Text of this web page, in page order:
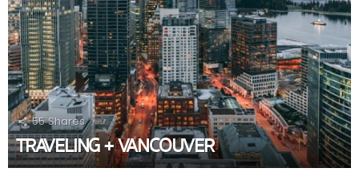
55 Shares
TRAVELING + VANCOUVER